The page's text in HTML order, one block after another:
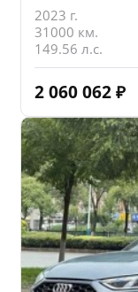
2023 г.
31000 км.
149.56 л.с.
2 060 062 ₽